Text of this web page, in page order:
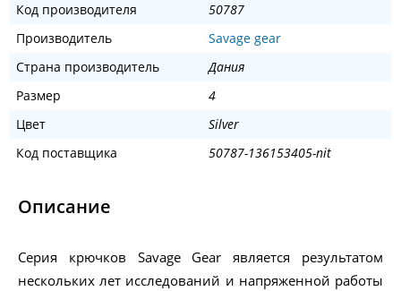
Код производителя
50787
Производитель
Savage gear
Страна производитель
Дания
Размер
4
Цвет
Silver
Код поставщика
50787-136153405-nit
Описание
Серия крючков Savage Gear является результатом
нескольких лет исследований и напряженной работы